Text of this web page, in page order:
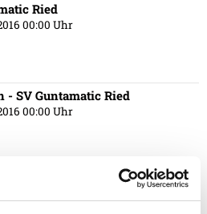
Ried
00:00 Uhr
- SV Guntamatic Ried
00:00 Uhr
Schalding-Heinig
00:00 Uhr